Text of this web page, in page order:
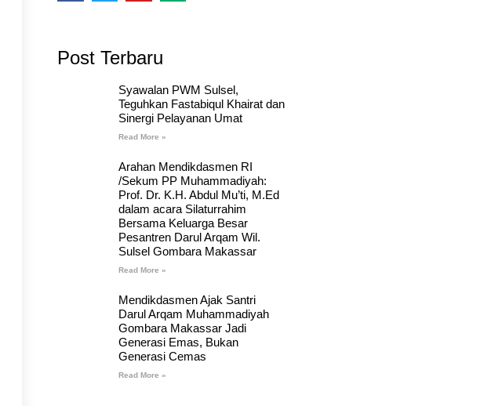
Post Terbaru
Syawalan PWM Sulsel,
Teguhkan Fastabiqul Khairat dan
Sinergi Pelayanan Umat
Read More »
Arahan Mendikdasmen RI
/Sekum PP Muhammadiyah:
Prof. Dr. K.H. Abdul Mu’ti, M.Ed
dalam acara Silaturrahim
Bersama Keluarga Besar
Pesantren Darul Arqam Wil.
Sulsel Gombara Makassar
Read More »
Mendikdasmen Ajak Santri
Darul Arqam Muhammadiyah
Gombara Makassar Jadi
Generasi Emas, Bukan
Generasi Cemas
Read More »